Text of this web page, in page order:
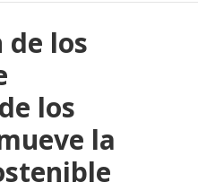
de los
los
la